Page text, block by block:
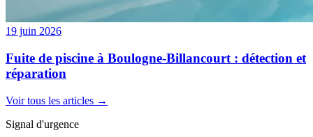
19 juin 2026
Fuite de piscine à Boulogne-Billancourt : détection et
réparation
Voir tous les articles →
Signal d'urgence